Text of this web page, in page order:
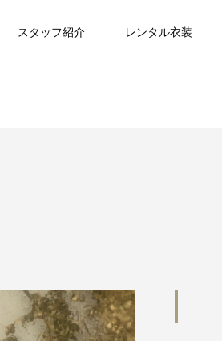
スタッフ紹介 レンタル衣装